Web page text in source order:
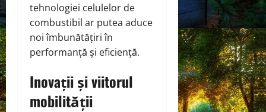
tehnologiei celulelor de
combustibil ar putea aduce
noi îmbunătățiri în
performanță și eficiență.
Inovații și viitorul
mobilității